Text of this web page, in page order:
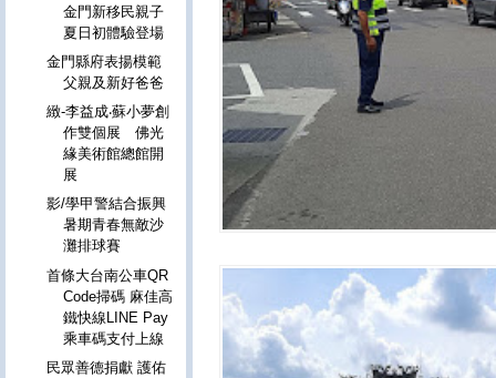
金門新移民親子
夏日初體驗登場
金門縣府表揚模範
父親及新好爸爸
緻-李益成‧蘇小夢創
作雙個展 佛光
緣美術館總館開
展
影/學甲警結合振興
暑期青春無敵沙
灘排球賽
首條大台南公車QR
Code掃碼 麻佳高
鐵快線LINE Pay
乘車碼支付上線
民眾善德捐獻 護佑